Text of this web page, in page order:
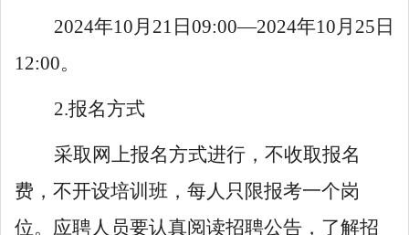
2024年10 月 21 日 09:00—2024年10 月 25 日
12:00。
2.报名方式
采取网上报名方式进行，不收取报名
费，不开设培训班，每人只限报考一个岗
位。 应聘人员要认真阅读招聘公告，了解招